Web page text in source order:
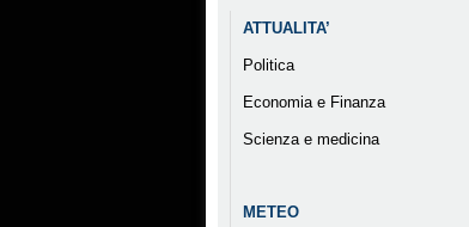
ATTUALITA’
Politica
Economia e Finanza
Scienza e medicina
METEO